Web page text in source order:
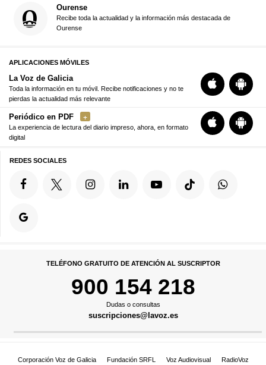
Ourense
Recibe toda la actualidad y la información más destacada de
Ourense
APLICACIONES MÓVILES
La Voz de Galicia
Toda la información en tu móvil. Recibe notificaciones y no te
pierdas la actualidad más relevante
Periódico en PDF
La experiencia de lectura del diario impreso, ahora, en formato
digital
REDES SOCIALES
TELÉFONO GRATUITO DE ATENCIÓN AL SUSCRIPTOR
900 154 218
Dudas o consultas
suscripciones@lavoz.es
Corporación Voz de Galicia Fundación SRFL Voz Audiovisual RadioVoz